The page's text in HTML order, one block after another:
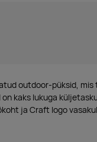
outdoor-püksid, mis
kaks lukuga
ja Craft logo